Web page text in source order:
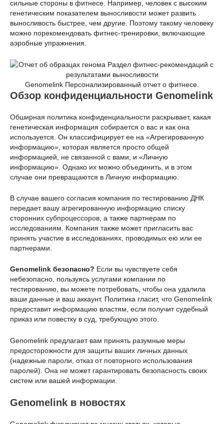
сильные стороны в фитнесе. Например, человек с высоким
генетическим показателем выносливости может развить
выносливость быстрее, чем другие. Поэтому такому человеку
можно порекомендовать фитнес-тренировки, включающие
аэробные упражнения.
Genomelink Персонализированный отчет о фитнесе.
Обзор конфиденциальности Genomelink
Обширная политика конфиденциальности раскрывает, какая
генетическая информация собирается о вас и как она
используется. Он классифицирует ее на «Агрегированную
информацию», которая является просто общей
информацией, не связанной с вами, и «Личную
информацию». Однако их можно объединить, и в этом
случае они превращаются в Личную информацию.
В случае вашего согласия компания по тестированию ДНК
передает вашу агрегированную информацию списку
сторонних субпроцессоров, а также партнерам по
исследованиям. Компания также может пригласить вас
принять участие в исследованиях, проводимых ею или ее
партнерами.
Genomelink безопасно? Если вы чувствуете себя
небезопасно, пользуясь услугами компании по
тестированию, вы можете потребовать, чтобы она удалила
ваши данные и ваш аккаунт. Политика гласит, что Genomelink
предоставит информацию властям, если получит судебный
приказ или повестку в суд, требующую этого.
Genomelink предлагает вам принять разумные меры
предосторожности для защиты ваших личных данных
(надежные пароли, отказ от повторного использования
паролей). Она не может гарантировать безопасность своих
систем или вашей информации.
Genomelink в новостях